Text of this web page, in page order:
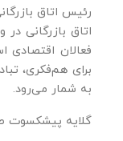
رئیس اتاق
اتاق بازرگانی
فعالان
برای هم‌فکری،
به شمار می‌رود.
گلایه پیشکسوت